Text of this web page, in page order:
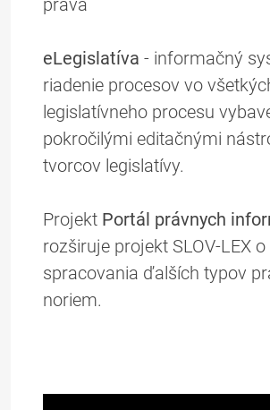
práva
eLegislatíva - informačný
riadenie procesov vo
legislatívneho procesu
pokročilými editačnými
tvorcov legislatívy.
Projekt Portál právnych
rozširuje projekt SLOV-LEX
spracovania ďalších typov
noriem.